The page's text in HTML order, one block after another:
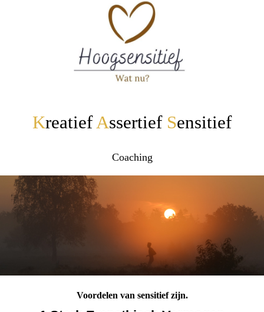
KreatiefAssertief Sensitief
Coaching
Voordelen van sensitief zijn.